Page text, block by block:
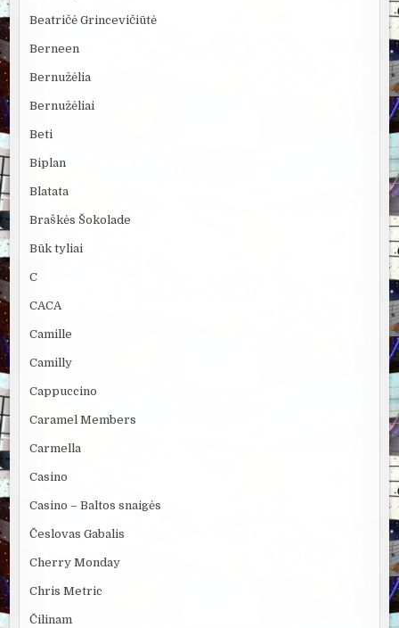
Beatričė Grincevičiūtė
Berneen
Bernužėlia
Bernužėliai
Beti
Biplan
Blatata
Braškės Šokolade
Būk tyliai
C
CACA
Camille
Camilly
Cappuccino
Caramel Members
Carmella
Casino
Casino – Baltos snaigės
Česlovas Gabalis
Cherry Monday
Chris Metric
Čilinam